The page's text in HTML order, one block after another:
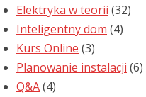
Elektryka w teorii (32)
Inteligentny dom (4)
Kurs Online (3)
Planowanie instalacji (6)
Q&A(4)